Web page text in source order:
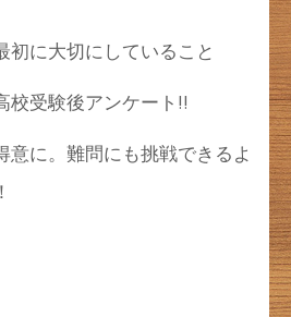
初に大切にしていること
校受験後アンケート!!
意に。難問にも挑戦できるよ